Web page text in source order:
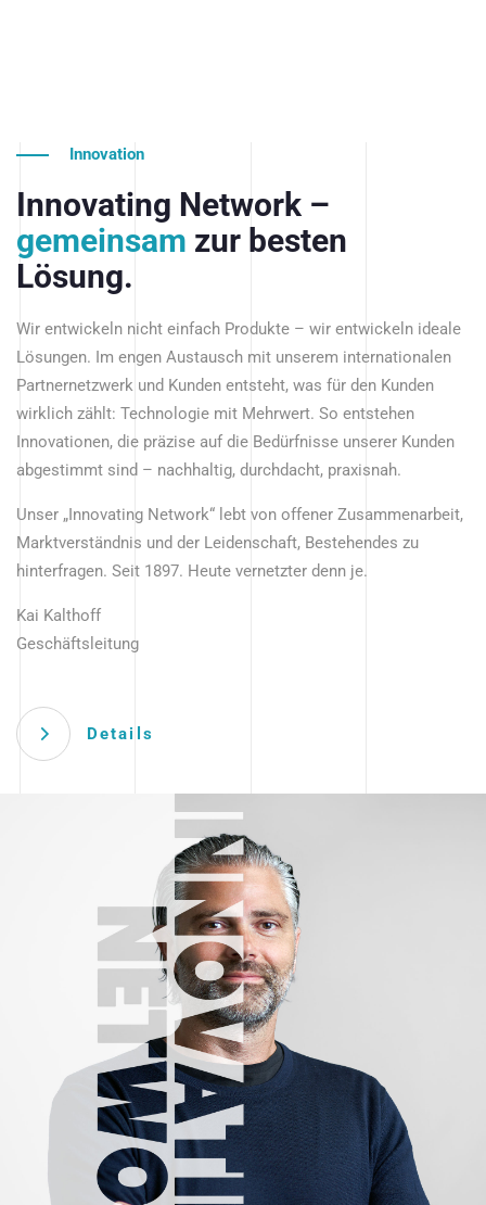
Innovation
Innovating Network –
gemeinsam zur besten
Lösung.
Wir entwickeln nicht einfach Produkte – wir entwickeln ideale
Lösungen. Im engen Austausch mit unserem internationalen
Partnernetzwerk und Kunden entsteht, was für den Kunden
wirklich zählt: Technologie mit Mehrwert. So entstehen
Innovationen, die präzise auf die Bedürfnisse unserer Kunden
abgestimmt sind – nachhaltig, durchdacht, praxisnah.
Unser „Innovating Network“ lebt von offener Zusammenarbeit,
Marktverständnis und der Leidenschaft, Bestehendes zu
hinterfragen. Seit 1897. Heute vernetzter denn je.
Kai Kalthoff
Geschäftsleitung
Details